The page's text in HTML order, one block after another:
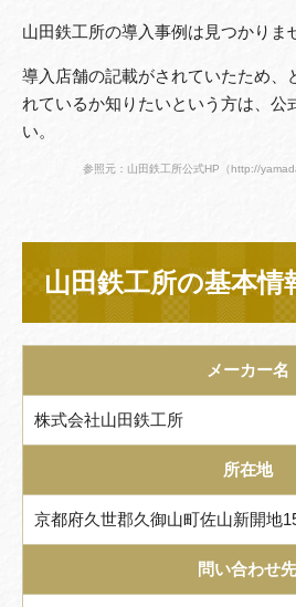
山田鉄工所の導入事例は見つかりま
導入店舗の記載がされていたため、
れているか知りたいという方は、公
い。
参照元：山田鉄工所公式HP（http://
山田鉄工所の基本情
メーカー名
株式会社山田鉄工所
所在地
京都府久世郡久御山町佐山新開地
問い合わせ先